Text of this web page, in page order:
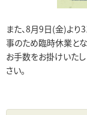
また、8月9日(金)よ
事のため臨時休業とな
お手数をお掛けいた
さい。